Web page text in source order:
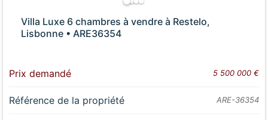
Villa Luxe 6 chambres à vendre à Restelo,
Lisbonne • ARE36354
Prix demandé 5 500 000 €
Référence de la propriété ARE-36354